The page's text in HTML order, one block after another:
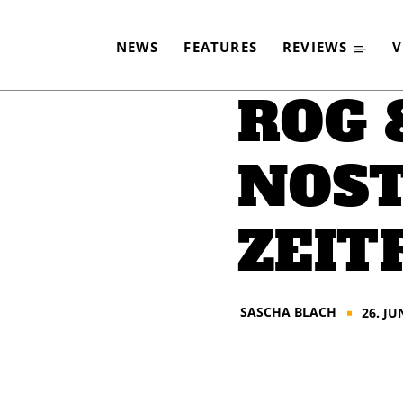
NEWS FEATURES REVIEWS
SASCHA BLACH - 26. JUNI 2014
ROG
SASCHA BLACH ■ 26.